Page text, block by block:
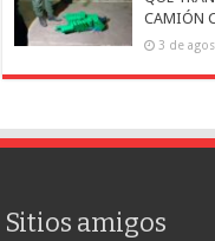
CAMIÓN
3 de
Sitios amigos